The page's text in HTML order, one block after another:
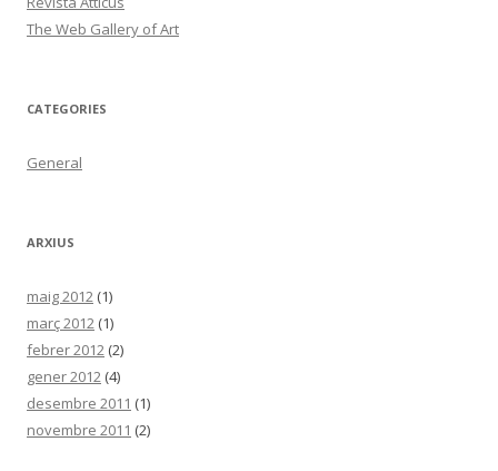
The Web Gallery of Art
CATEGORIES
General
ARXIUS
maig 2012 (1)
març 2012 (1)
febrer 2012 (2)
gener 2012 (4)
desembre 2011 (1)
novembre 2011 (2)